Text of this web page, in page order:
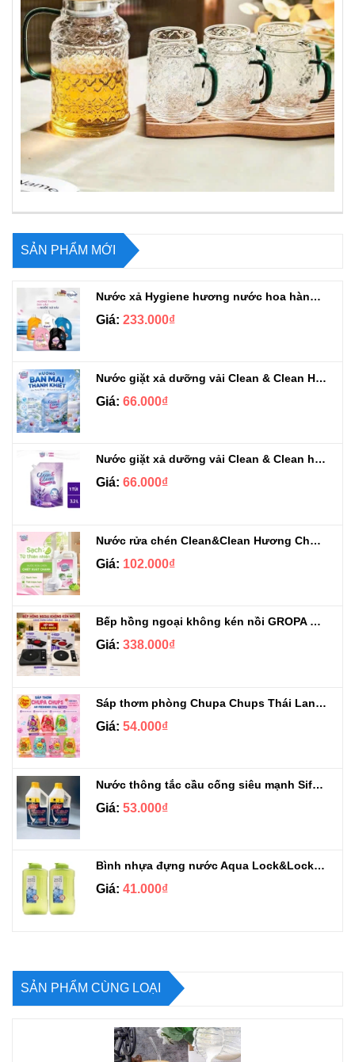
SẢN PHẨM MỚI
Nước xả Hygiene hương nước hoa hàng chuẩn Thái can 3L3
Giá: 233.000₫
Nước giặt xả dưỡng vải Clean & Clean Hương Ban Mai 3.2kg
Giá: 66.000₫
Nước giặt xả dưỡng vải Clean & Clean hương Violet 3.2kg
Giá: 66.000₫
Nước rửa chén Clean&Clean Hương Chanh Can 5L
Giá: 102.000₫
Bếp hồng ngoại không kén nồi GROPA G1-608
Giá: 338.000₫
Sáp thơm phòng Chupa Chups Thái Lan 230g
Giá: 54.000₫
Nước thông tắc cầu cống siêu mạnh Sifa 1.4kg
Giá: 53.000₫
Bình nhựa đựng nước Aqua Lock&Lock 2.1L
Giá: 41.000₫
SẢN PHẨM CÙNG LOẠI